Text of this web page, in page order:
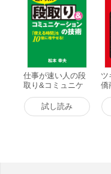
と、したいことがわか
なと思うと同時に、制約
よりも“ヤル気”も高い
でこそヤル気が高まり
な勉強法が発達しており
本書では伝えていく。
って、決して裏切られ
いと強く思う松本氏の
仕事が速い人の段
取り&コミュニケ
ーションの技術 電
子書籍版試し読み
ツ
僑